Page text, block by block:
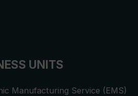
UNITS
Manufacturing Service (EMS)